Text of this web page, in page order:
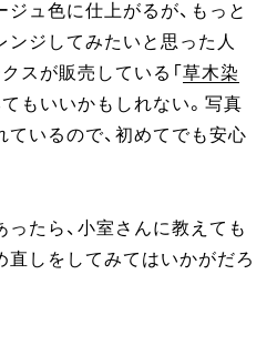
ュ色に仕上がるが、もっと
ンジしてみたいと思った人
スが販売している「 草木染
てもいいかもしれない。写真
いるので、初めてでも安心
たら、小室さんに教えても
直しをしてみてはいかがだろ